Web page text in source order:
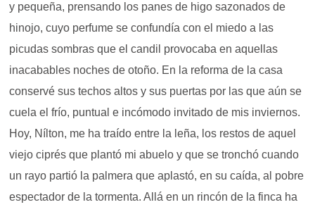
y pequeña, prensando los panes de higo sazonados de
hinojo, cuyo perfume se confundía con el miedo a las
picudas sombras que el candil provocaba en aquellas
inacabables noches de otoño. En la reforma de la casa
conservé sus techos altos y sus puertas por las que aún se
cuela el frío, puntual e incómodo invitado de mis inviernos.
Hoy, Nílton, me ha traído entre la leña, los restos de aquel
viejo ciprés que plantó mi abuelo y que se tronchó cuando
un rayo partió la palmera que aplastó, en su caída, al pobre
espectador de la tormenta. Allá en un rincón de la finca ha